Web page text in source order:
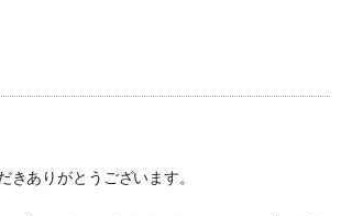
きありがとうございます。